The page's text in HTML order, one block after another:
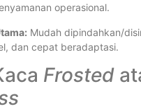
operasional.
Mudah dipindahkan/
dan cepat beradaptasi.
Frosted